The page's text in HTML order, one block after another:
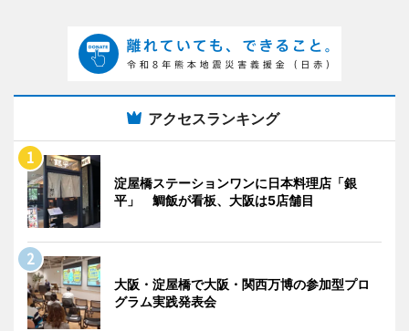
アクセスランキング
淀屋橋ステーションワンに日本料理店「銀
平」 鯛飯が看板、大阪は5店舗目
大阪・淀屋橋で大阪・関西万博の参加型プロ
グラム実践発表会